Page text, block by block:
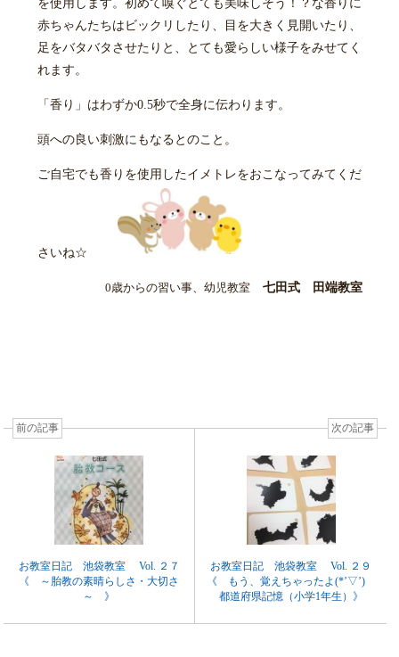
を使用します。初めて嗅ぐとても美味しそう！？な香りに
赤ちゃんたちはビックリしたり、目を大きく見開いたり、
足をバタバタさせたりと、とても愛らしい様子をみせてく
れます。
「香り」はわずか0.5秒で全身に伝わります。
頭への良い刺激にもなるとのこと。
ご自宅でも香りを使用したイメトレをおこなってみてくだ
さいね☆
0歳からの習い事、幼児教室 七田式 田端教室
前の記事
お教室日記 池袋教室 Vol. ２７
《 ～胎教の素晴らしさ・大切さ
～ 》
次の記事
お教室日記 池袋教室 Vol. ２９
《 もう、覚えちゃったよ(*’▽’)
都道府県記憶（小学1年生）》